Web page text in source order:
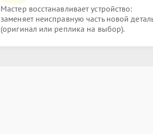
Мастер восстанавливает устройство:
заменяет неисправную часть новой
(оригинал или реплика на выбор).